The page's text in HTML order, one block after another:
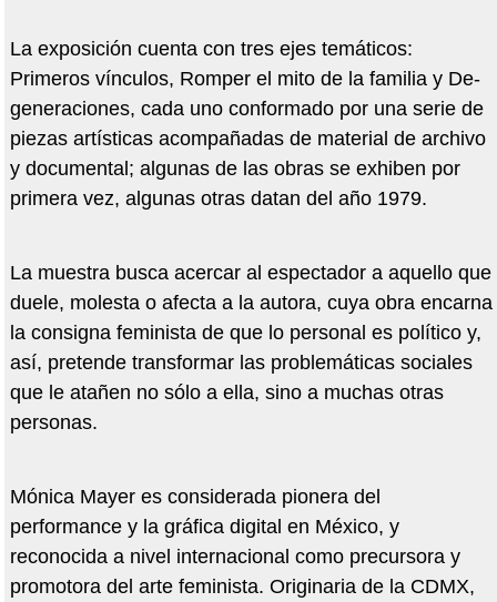
La exposición cuenta con tres ejes temáticos:
Primeros vínculos, Romper el mito de la familia y De-
generaciones, cada uno conformado por una serie de
piezas artísticas acompañadas de material de archivo
y documental; algunas de las obras se exhiben por
primera vez, algunas otras datan del año 1979.
La muestra busca acercar al espectador a aquello que
duele, molesta o afecta a la autora, cuya obra encarna
la consigna feminista de que lo personal es político y,
así, pretende transformar las problemáticas sociales
que le atañen no sólo a ella, sino a muchas otras
personas.
Mónica Mayer es considerada pionera del
performance y la gráfica digital en México, y
reconocida a nivel internacional como precursora y
promotora del arte feminista. Originaria de la CDMX,